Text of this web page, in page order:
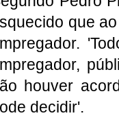
que
houver
decidir'.